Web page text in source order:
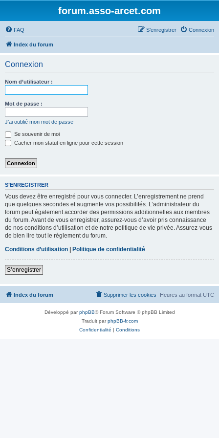
forum.asso-arcet.com
FAQ Connexion
S’enregistrer
Index du forum
Connexion
Nom d’utilisateur :
Mot de passe :
J’ai oublié mon mot de passe
Se souvenir de moi
Cacher mon statut en ligne pour cette session
S’ENREGISTRER
Vous devez être enregistré pour vous connecter. L’enregistrement ne prend
que quelques secondes et augmente vos possibilités. L’administrateur du
forum peut également accorder des permissions additionnelles aux membres
du forum. Avant de vous enregistrer, assurez-vous d’avoir pris connaissance
de nos conditions d’utilisation et de notre politique de vie privée. Assurez-vous
de bien lire tout le règlement du forum.
Conditions d’utilisation | Politique de confidentialité
S’enregistrer
Index du forum Heures au format UTC
Supprimer les cookies
Développé parphpBB® Forum Software © phpBB Limited
Traduit parphpBB-fr.com
Confidentialité | Conditions